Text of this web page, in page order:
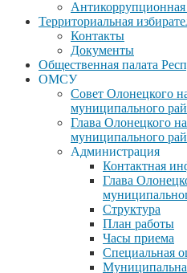
Территориальная
Контакты
Документы
Общественная палата
ОМСУ
Совет Олонецкого
муниципального
Глава Олонецкого
муниципального
Администрация
Контактная
Глава
Структура
План работы
Часы приема
Специальная